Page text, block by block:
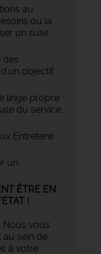
au
ou la
un suivi
des
objectif
linge propre
du service,
Entretenir
un
ÊTRE EN
!
Nous vous
sein de
à votre